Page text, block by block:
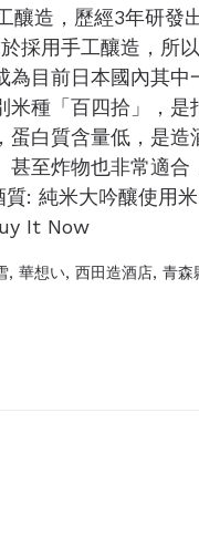
釀造，歷經3年研發
採用手工釀造，所
目前日本國內其中
種「百四拾」，是
白質含​​量低，是造
至炸物也非常適合
: 純米大吟釀使用
It Now
, 華想い, 西田造酒店, 青森